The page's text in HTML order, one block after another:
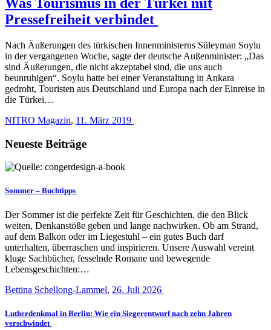
Pressefreiheit verbindet
Nach Äußerungen des türkischen Innenministerns Süleyman Soylu
in der vergangenen Woche, sagte der deutsche Außenminister: „Das
sind Äußerungen, die nicht akzeptabel sind, die uns auch
beunruhigen“. Soylu hatte bei einer Veranstaltung in Ankara
gedroht, Touristen aus Deutschland und Europa nach der Einreise in
die Türkei…
NITRO Magazin, 11. März 2019
Neueste Beiträge
Sommer – Buchtipps
Der Sommer ist die perfekte Zeit für Geschichten, die den Blick
weiten, Denkanstöße geben und lange nachwirken. Ob am Strand,
auf dem Balkon oder im Liegestuhl – ein gutes Buch darf
unterhalten, überraschen und inspirieren. Unsere Auswahl vereint
kluge Sachbücher, fesselnde Romane und bewegende
Lebensgeschichten:…
Bettina Schellong-Lammel, 26. Juli 2026
Lutherdenkmal in Berlin: Wie ein Siegerentwurf nach zehn Jahren
verschwindet